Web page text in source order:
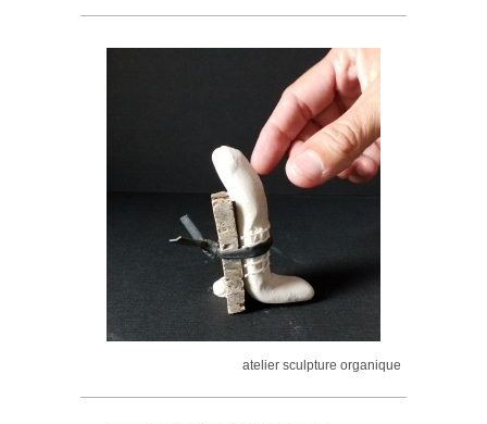
atelier sculpture organique